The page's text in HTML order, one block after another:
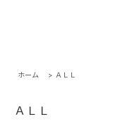
ホーム > ＡＬＬ
ＡＬＬ